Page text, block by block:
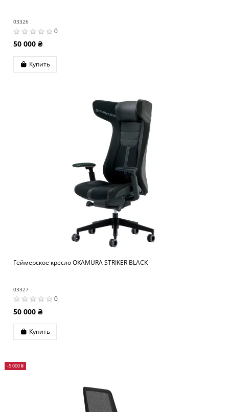
03326
0
50 000 ₴
Купить
Геймерское кресло OKAMURA STRIKER BLACK
03327
0
50 000 ₴
Купить
-5 000 ₴